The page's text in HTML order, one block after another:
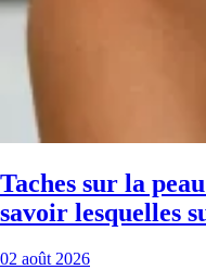
Taches sur la
savoir lesquelles
02 août 2026